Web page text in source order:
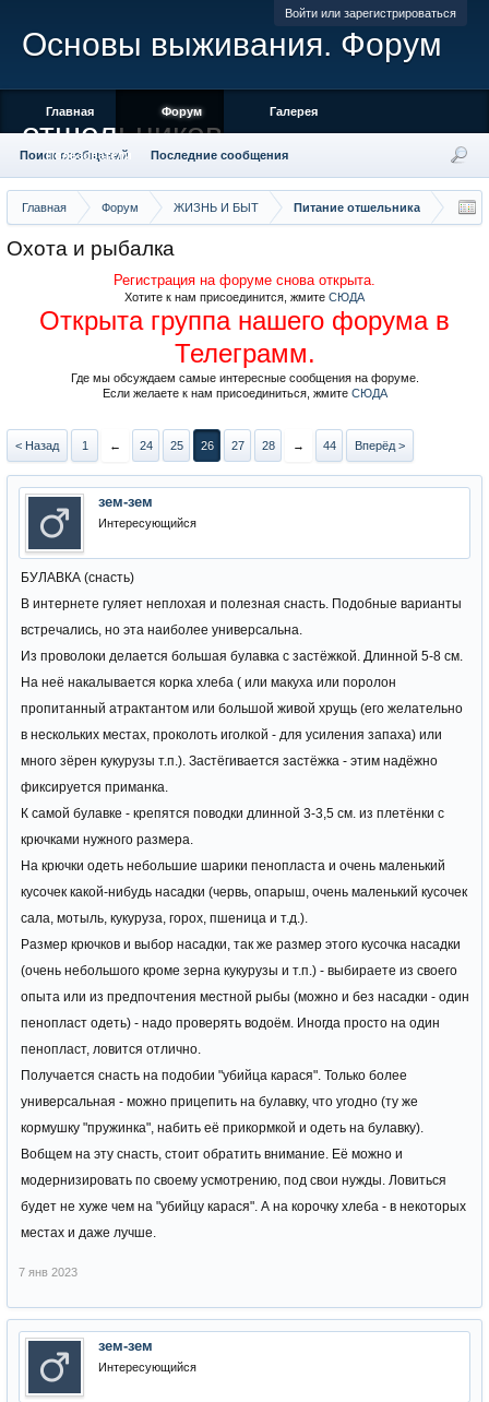
Войти или зарегистрироваться
Главная Форум ЖИЗНЬ И БЫТ Питание отшельника
Охота и рыбалка
Регистрация на форуме снова открыта.
Хотите к нам присоединится, жмите СЮДА
Открыта группа нашего форума в
Телеграмм.
Где мы обсуждаем самые интересные сообщения на форуме.
Если желаете к нам присоединиться, жмите СЮДА
< Назад 1 ← 24 25 26 27 28 → 44 Вперёд >
зем-зем
Интересующийся
БУЛАВКА (снасть)
В интернете гуляет неплохая и полезная снасть. Подобные варианты
встречались, но эта наиболее универсальна.
Из проволоки делается большая булавка с застёжкой. Длинной 5-8 см.
На неё накалывается корка хлеба ( или макуха или поролон
пропитанный атрактантом или большой живой хрущь (его желательно
в нескольких местах, проколоть иголкой - для усиления запаха) или
много зёрен кукурузы т.п.). Застёгивается застёжка - этим надёжно
фиксируется приманка.
К самой булавке - крепятся поводки длинной 3-3,5 см. из плетёнки с
крючками нужного размера.
На крючки одеть небольшие шарики пенопласта и очень маленький
кусочек какой-нибудь насадки (червь, опарыш, очень маленький кусочек
сала, мотыль, кукуруза, горох, пшеница и т.д.).
Размер крючков и выбор насадки, так же размер этого кусочка насадки
(очень небольшого кроме зерна кукурузы и т.п.) - выбираете из своего
опыта или из предпочтения местной рыбы (можно и без насадки - один
пенопласт одеть) - надо проверять водоём. Иногда просто на один
пенопласт, ловится отлично.
Получается снасть на подобии "убийца карася". Только более
универсальная - можно прицепить на булавку, что угодно (ту же
кормушку "пружинка", набить её прикормкой и одеть на булавку).
Вобщем на эту снасть, стоит обратить внимание. Её можно и
модернизировать по своему усмотрению, под свои нужды. Ловиться
будет не хуже чем на "убийцу карася". А на корочку хлеба - в некоторых
местах и даже лучше.
7 янв 2023
зем-зем
Интересующийся
Основы выживания. Форум
отшельников
Главная Форум
Поиск сообщений Последние сообщения
Галерея
Пользователи